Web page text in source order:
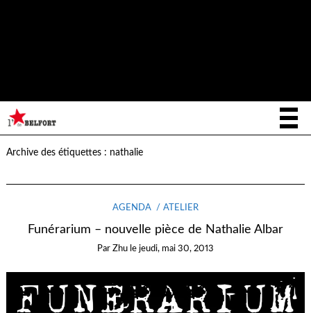
Archive des étiquettes : nathalie
AGENDA ATELIER
Funérarium – nouvelle pièce de Nathalie Albar
Par Zhu le jeudi, mai 30, 2013